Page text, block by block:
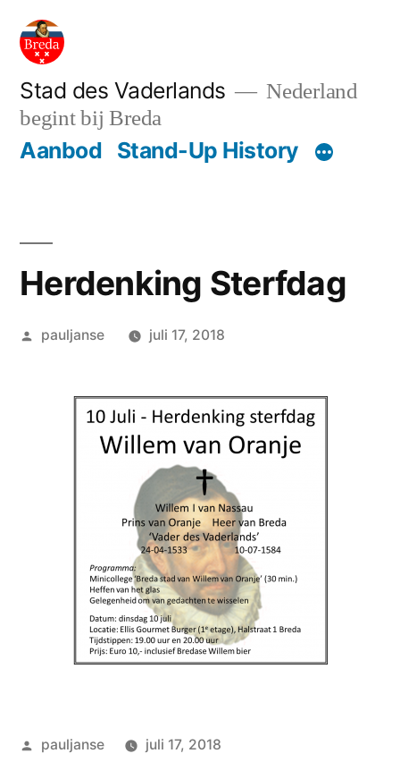
naar
inhoud
Stad des Vaderlands
Nederland
begint bij Breda
Aanbod Stand-Up History
Herdenking Sterfdag
Geplaatst
pauljanse juli 17, 2018
Geplaatst
pauljanse
juli 17, 2018